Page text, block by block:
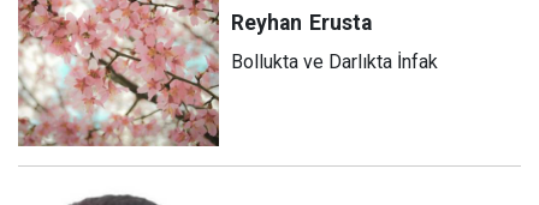
Reyhan Erusta
Bollukta ve Darlıkta İnfak